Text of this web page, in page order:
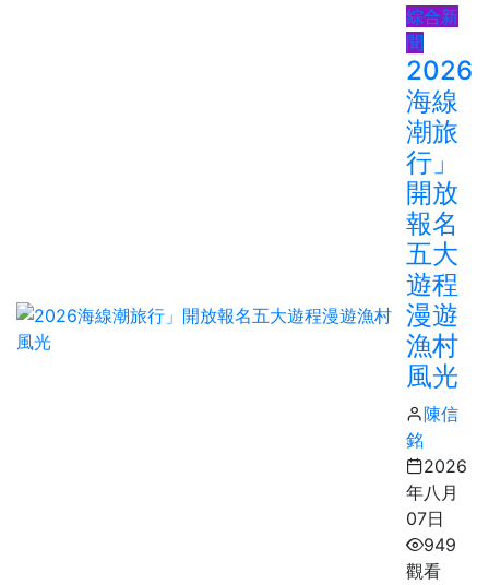
綜合新
聞
2026
海線
潮旅
行」
開放
報名
五大
遊程
漫遊
漁村
風光
陳信
銘
2026
年八月
07日
949
觀看